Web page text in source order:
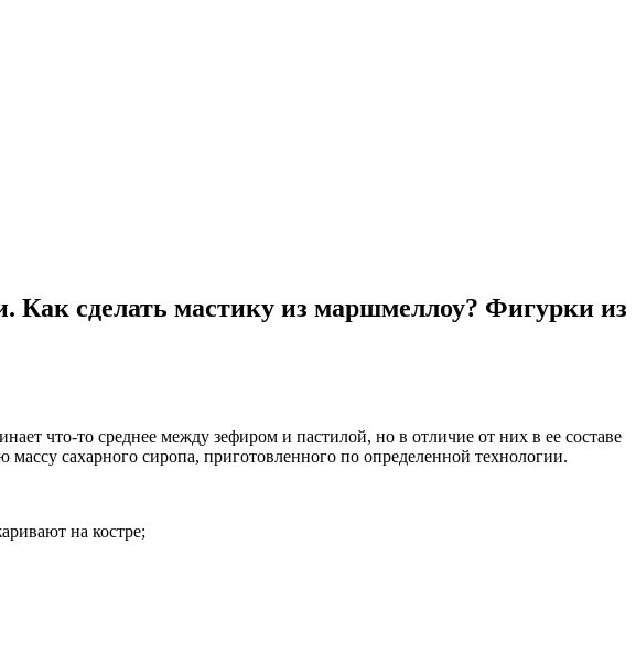
сделать мастику из маршмеллоу? Фигурки из
что-то среднее между зефиром и пастилой, но в отличие от них в ее составе
сахарного сиропа, приготовленного по определенной технологии.
на костре;